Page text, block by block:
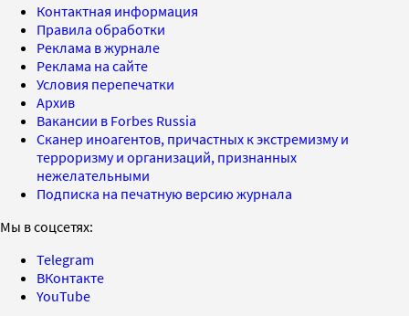
Контактная информация
Правила обработки
Реклама в журнале
Реклама на сайте
Условия перепечатки
Архив
Вакансии в Forbes Russia
Сканер иноагентов, причастных к экстремизму и
терроризму и организаций, признанных
нежелательными
Подписка на печатную версию журнала
Мы в соцсетях:
Telegram
ВКонтакте
YouTube